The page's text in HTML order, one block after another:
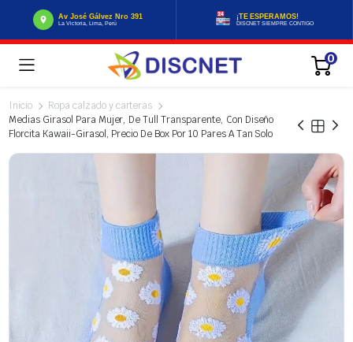
Av José Gálvez Nro 391
La Victoria, Lima, Perú
¡TE ESPERAMOS!
DISCNET SIEMPRE CONTIGO
0
Inicio
Ropa calzado y carteras
Medias Girasol Para Mujer, De Tull Transparente, Con Diseño
Florcita Kawaii-Girasol, Precio De Box Por 10 Pares A Tan Solo